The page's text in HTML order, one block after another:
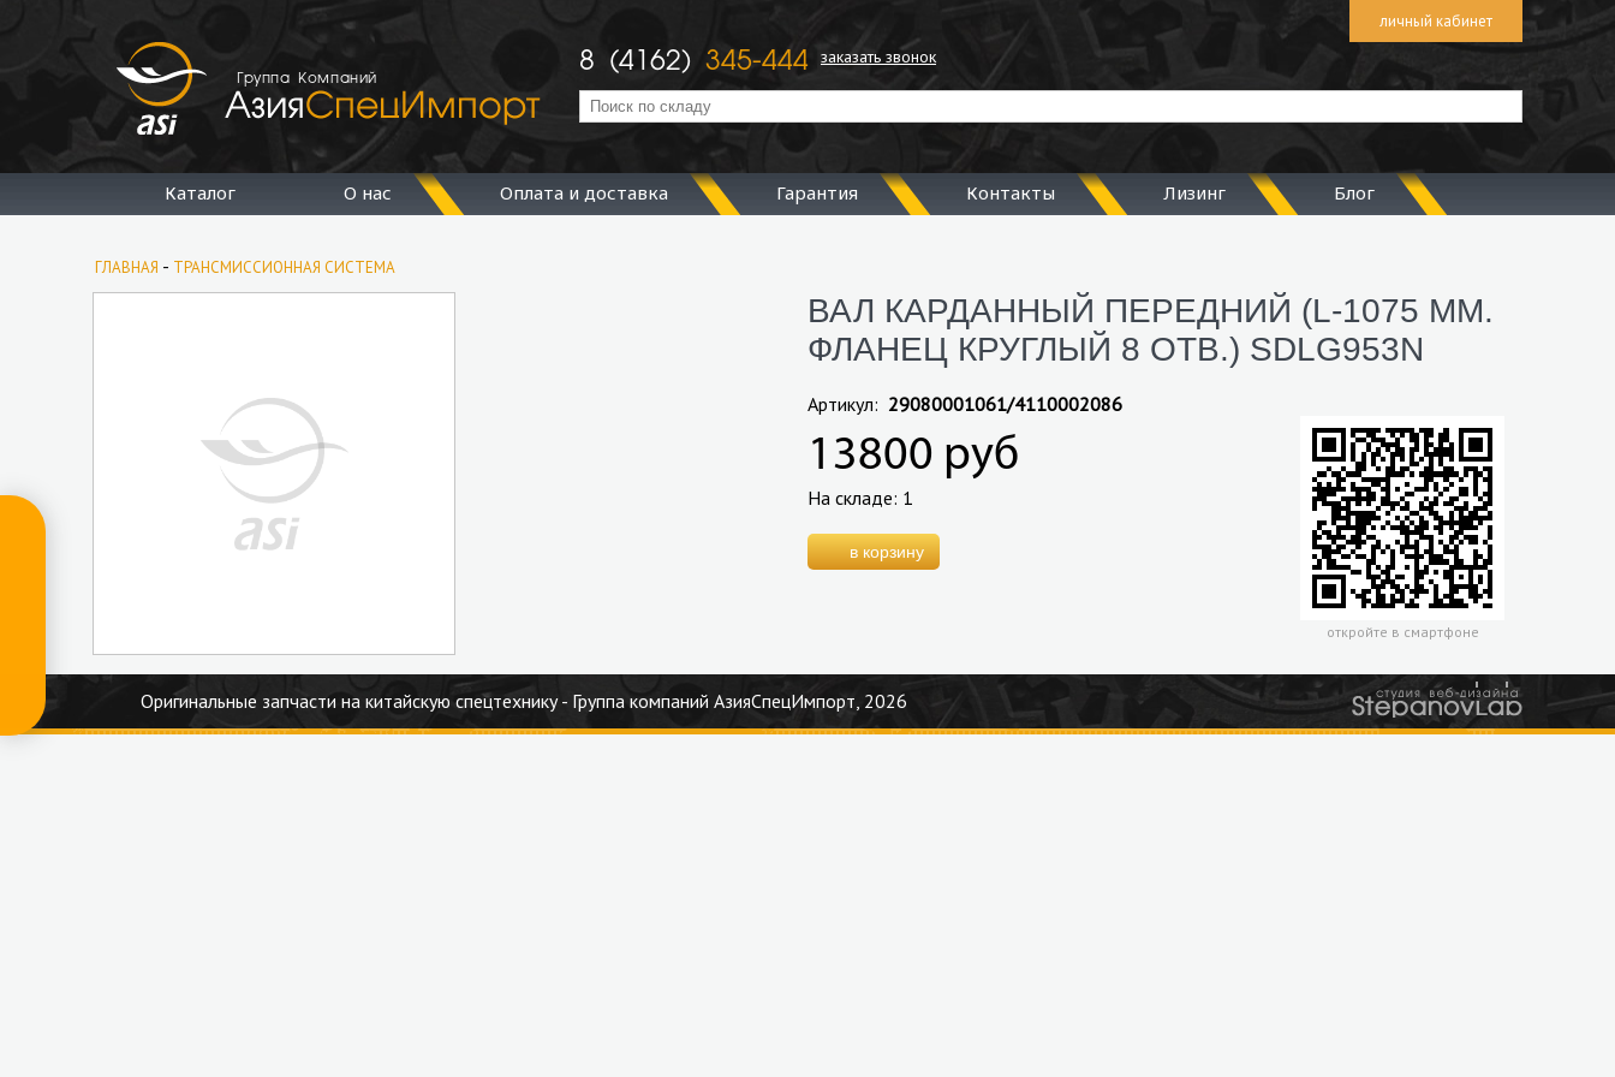
Группа Компаний
личный кабинет
8 (4162) 345-444 заказать звонок
Каталог О нас Оплата и доставка Гарантия Контакты Лизинг Блог
ГЛАВНАЯ - ТРАНСМИССИОННАЯ СИСТЕМА
ВАЛ КАРДАННЫЙ ПЕРЕДНИЙ (L-1075 ММ.
ФЛАНЕЦ КРУГЛЫЙ 8 ОТВ.) SDLG953N
Артикул: 29080001061/4110002086
13800 руб
На складе: 1
откройте в смартфоне
Оригинальные запчасти на китайскую спецтехнику - Группа компаний АзияСпецИмпорт, 2026